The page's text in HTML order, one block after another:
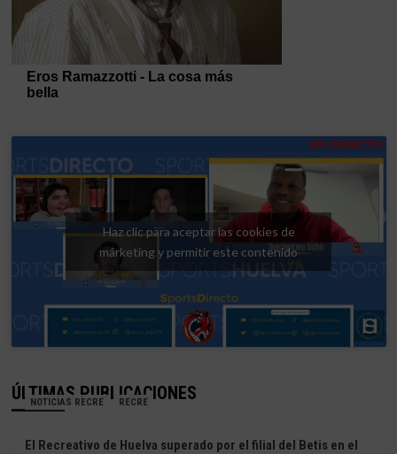
Haz clic para aceptar las cookies de
márketing y permitir este contenido
ÚLTIMAS PUBLICACIONES
NOTICIAS RECRE RECRE
El Recreativo de Huelva superado por el filial del Betis en el